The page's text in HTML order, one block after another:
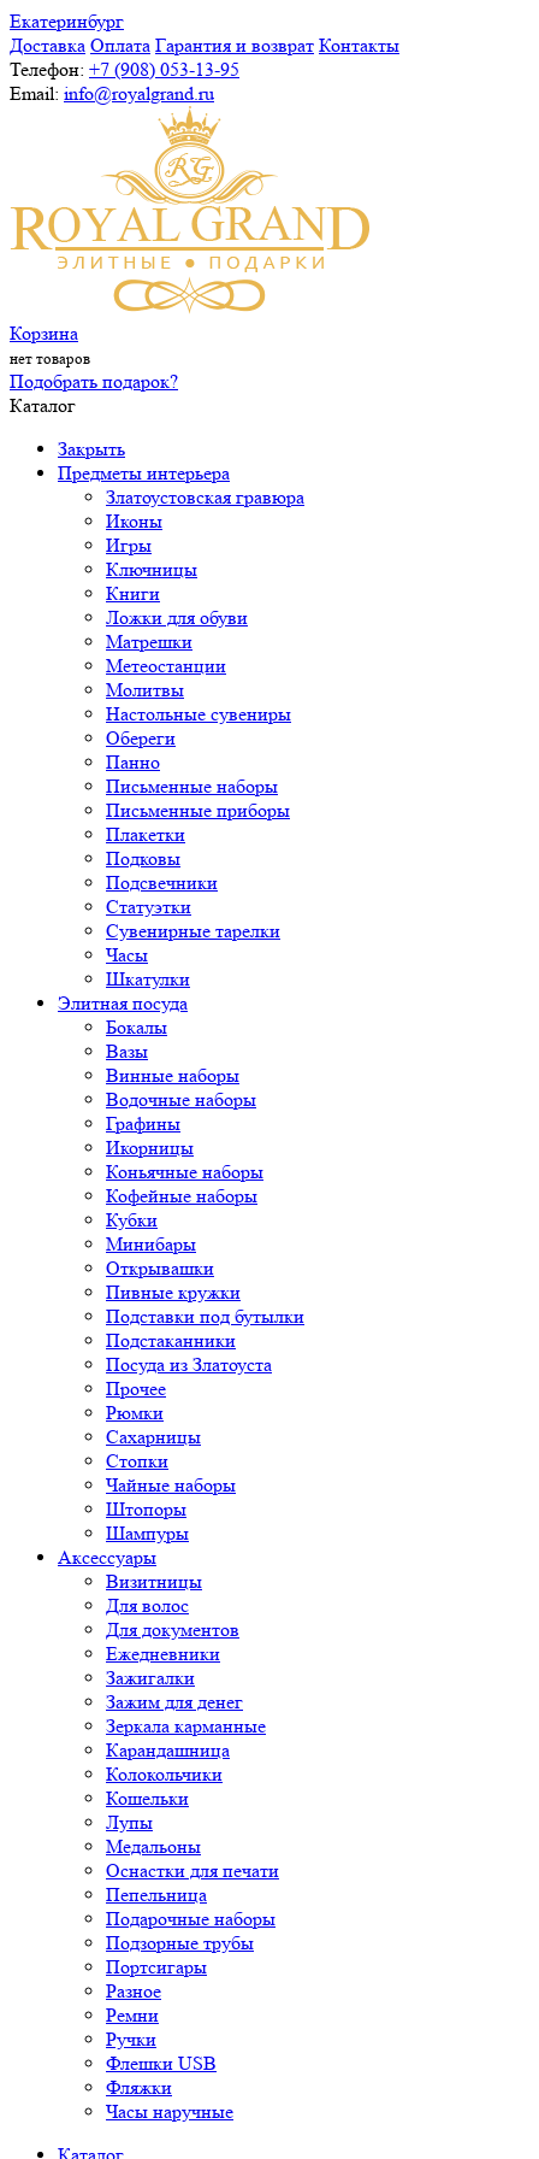
Екатеринбург
Доставка Оплата Гарантия и возврат Контакты
Телефон: +7 (908) 053-13-95
Email: info@royalgrand.ru
Корзина
нет товаров
Подобрать подарок?
Каталог
Закрыть
Предметы интерьера
Златоустовская гравюра
Иконы
Игры
Ключницы
Книги
Ложки для обуви
Матрешки
Метеостанции
Молитвы
Настольные сувениры
Обереги
Панно
Письменные наборы
Письменные приборы
Плакетки
Подковы
Подсвечники
Статуэтки
Сувенирные тарелки
Часы
Шкатулки
Элитная посуда
Бокалы
Вазы
Винные наборы
Водочные наборы
Графины
Икорницы
Коньячные наборы
Кофейные наборы
Кубки
Минибары
Открывашки
Пивные кружки
Подставки под бутылки
Подстаканники
Посуда из Златоуста
Прочее
Рюмки
Сахарницы
Стопки
Чайные наборы
Штопоры
Шампуры
Аксессуары
Визитницы
Для волос
Для документов
Ежедневники
Зажигалки
Зажим для денег
Зеркала карманные
Карандашница
Колокольчики
Кошельки
Лупы
Медальоны
Оснастки для печати
Пепельница
Подарочные наборы
Подзорные трубы
Портсигары
Разное
Ремни
Ручки
Флешки USB
Фляжки
Часы наручные